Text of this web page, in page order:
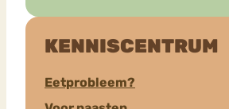
KENNISCENTRUM
Eetprobleem?